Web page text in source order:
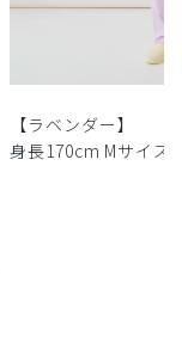
【ラベンダー】
身長170cm Mサイズ